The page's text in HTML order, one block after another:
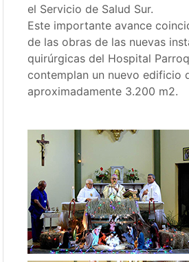
el Servicio de Salud Sur.
Este importante avance
de las obras de las nuevas
quirúrgicas del Hospital
contemplan un nuevo edificio
aproximadamente 3.200 m2.